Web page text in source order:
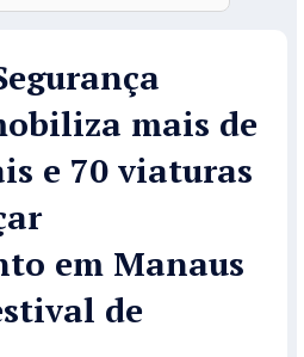
mais de
e 70 viaturas
em Manaus
de